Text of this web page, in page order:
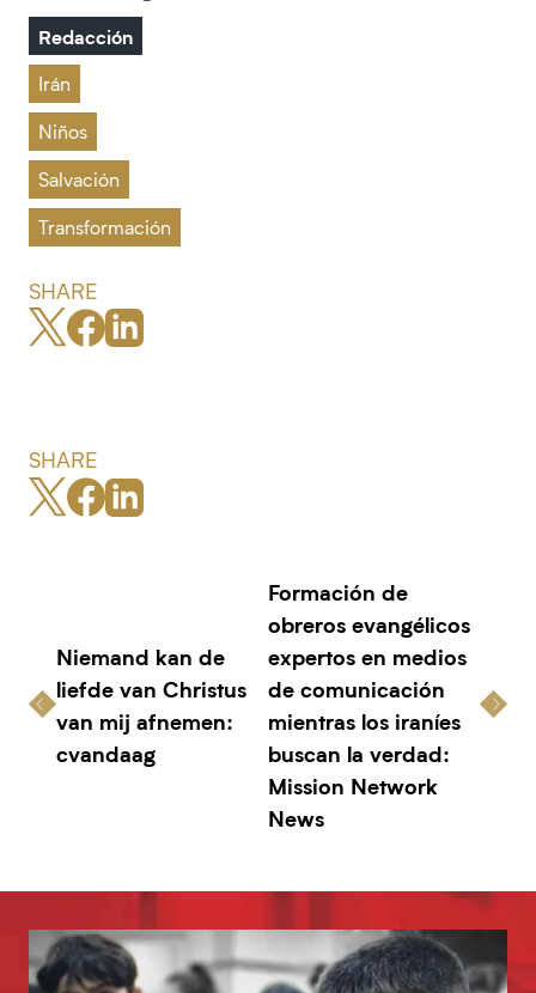
Redacción
Irán
Niños
Salvación
Transformación
SHARE
SHARE
Niemand kan de
liefde van Christus
van mij afnemen:
cvandaag
Formación de
obreros evangélicos
expertos en medios
de comunicación
mientras los iraníes
buscan la verdad:
Mission Network
News